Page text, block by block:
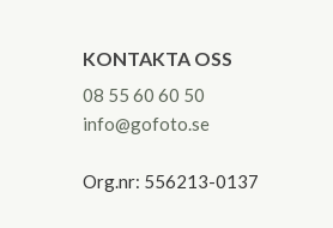
KONTAKTA OSS
08 55 60 60 50
info@gofoto.se
Org.nr: 556213-0137